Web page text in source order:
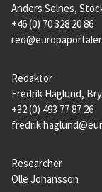
Anders Selnes,
+46 (0) 70 328 20 86
Redaktör
Fredrik Haglund,
+32 (0) 493 77 87 26
Researcher
Olle Johansson